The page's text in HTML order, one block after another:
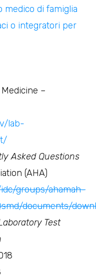
di famiglia
o integratori per
–
lab-
Asked Questions
(AHA)
groups/ahamah-
documents/
Test